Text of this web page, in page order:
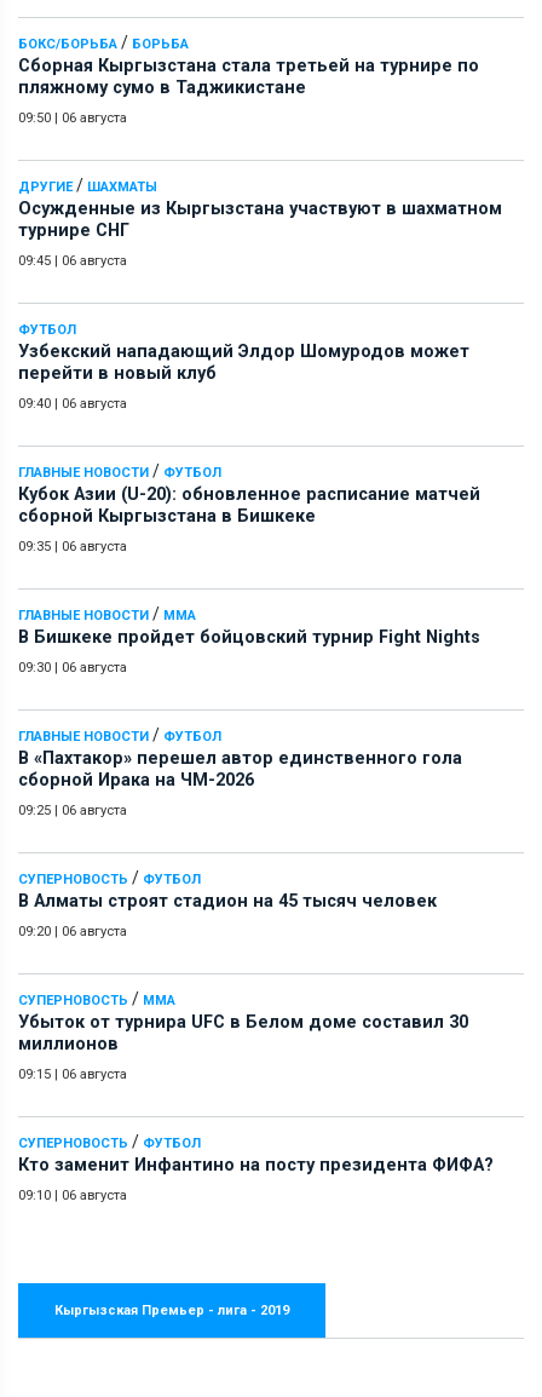
БОКС/БОРЬБА / БОРЬБА
Сборная Кыргызстана стала третьей на турнире по
пляжному сумо в Таджикистане
09:50 | 06 августа
ДРУГИЕ/ ШАХМАТЫ
Осужденные из Кыргызстана участвуют в шахматном
турнире СНГ
09:45 | 06 августа
ФУТБОЛ
Узбекский нападающий Элдор Шомуродов может
перейти в новый клуб
09:40 | 06 августа
ГЛАВНЫЕ НОВОСТИ / ФУТБОЛ
Кубок Азии (U-20): обновленное расписание матчей
сборной Кыргызстана в Бишкеке
09:35 | 06 августа
ГЛАВНЫЕ НОВОСТИ / ММА
В Бишкеке пройдет бойцовский турнир Fight Nights
09:30 | 06 августа
ГЛАВНЫЕ НОВОСТИ / ФУТБОЛ
В «Пахтакор» перешел автор единственного гола
сборной Ирака на ЧМ-2026
09:25 | 06 августа
СУПЕРНОВОСТЬ / ФУТБОЛ
В Алматы строят стадион на 45 тысяч человек
09:20 | 06 августа
СУПЕРНОВОСТЬ / ММА
Убыток от турнира UFC в Белом доме составил 30
миллионов
09:15 | 06 августа
СУПЕРНОВОСТЬ / ФУТБОЛ
Кто заменит Инфантино на посту президента ФИФА?
09:10 | 06 августа
Кыргызская Премьер - лига - 2019